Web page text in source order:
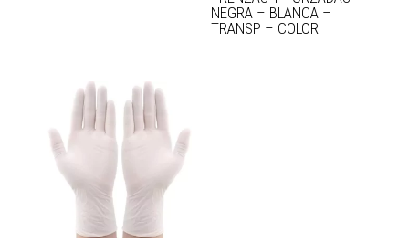
NEGRA – BLANCA –
TRANSP – COLOR